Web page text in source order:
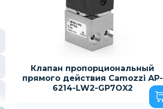
Клапан пропорциональный
прямого действия Camozzi AP-
6214-LW2-GP7OX2